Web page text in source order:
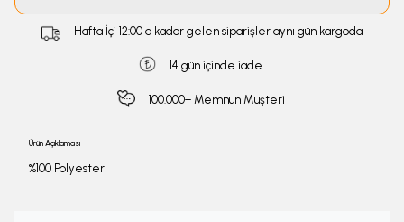
Hafta İçi 12:00 a kadar gelen siparişler aynı gün kargoda
14 gün içinde iade
100.000+ Memnun Müşteri
Ürün Açıklaması
%100 Polyester